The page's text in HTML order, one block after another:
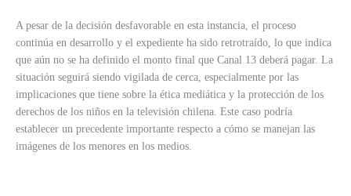
A pesar de la decisión desfavorable en esta instancia, el proceso
continúa en desarrollo y el expediente ha sido retrotraído, lo que indica
que aún no se ha definido el monto final que Canal 13 deberá pagar. La
situación seguirá siendo vigilada de cerca, especialmente por las
implicaciones que tiene sobre la ética mediática y la protección de los
derechos de los niños en la televisión chilena. Este caso podría
establecer un precedente importante respecto a cómo se manejan las
imágenes de los menores en los medios.